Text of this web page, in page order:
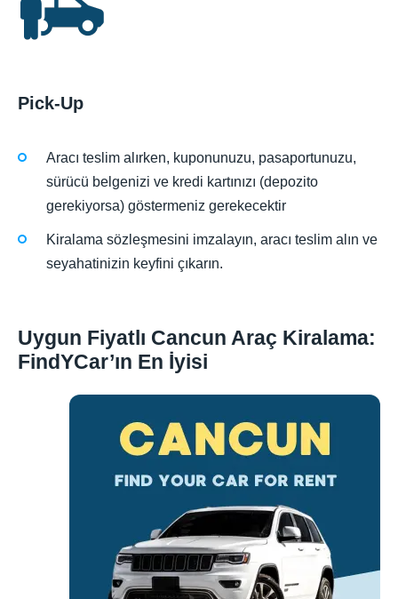
Pick-Up
Aracı teslim alırken, kuponunuzu, pasaportunuzu,
sürücü belgenizi ve kredi kartınızı (depozito
gerekiyorsa) göstermeniz gerekecektir
Kiralama sözleşmesini imzalayın, aracı teslim alın ve
seyahatinizin keyfini çıkarın.
Uygun Fiyatlı Cancun Araç Kiralama:
FindYCar’ın En İyisi